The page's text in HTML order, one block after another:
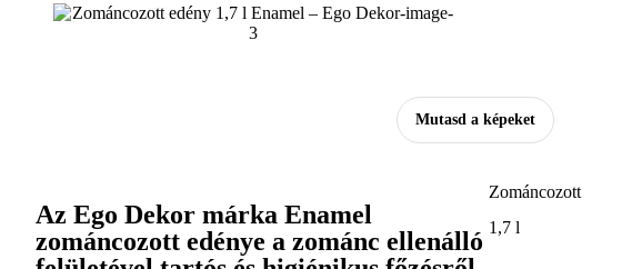
Mutasd a képeket
Az Ego Dekor márka Enamel
zománcozott edénye a zománc ellenálló
Zománcozott
1,7 l